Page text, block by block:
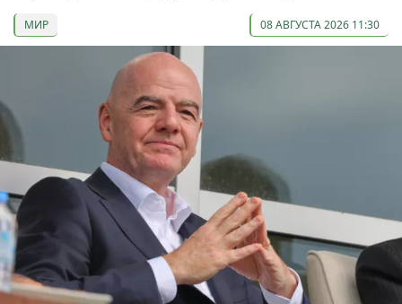
МИР 08 АВГУСТА 2026 11:30